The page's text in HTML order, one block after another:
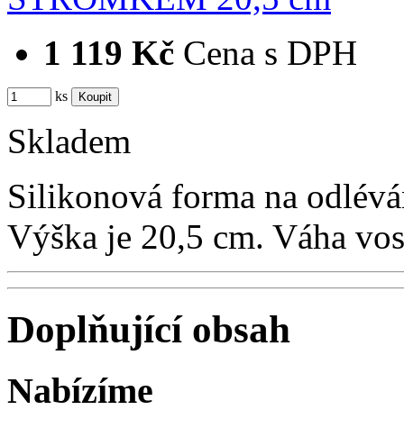
1 119 Kč Cena s DPH
ks
Skladem
Silikonová forma na
Výška je 20,5 cm. Váha
Doplňující obsah
Nabízíme